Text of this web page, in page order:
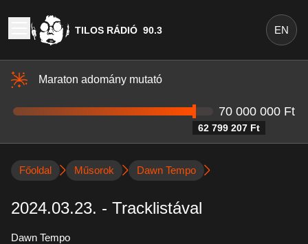
TILOS RÁDIÓ 90.3 EN
Maraton adomány mutató
62 799 207 Ft
70 000 000 Ft
Főoldal Műsorok Dawn Tempo
2024.03.23. - Tracklistával
Dawn Tempo